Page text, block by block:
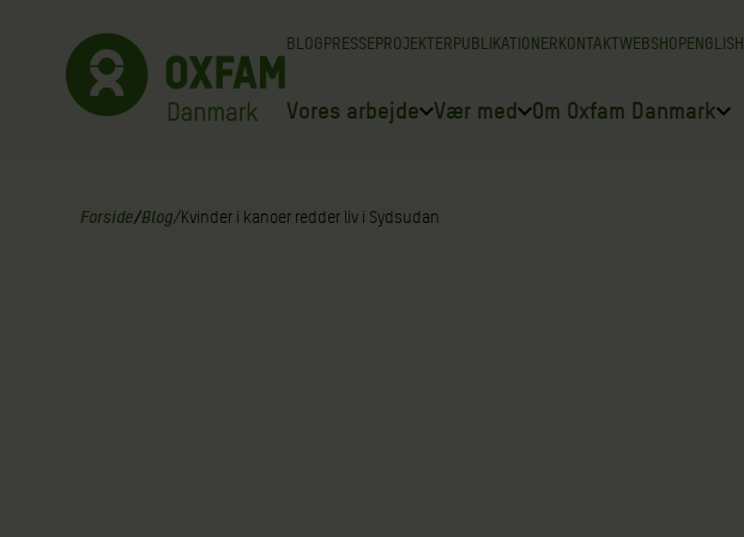
indhold
BLOGPRESSEPROJEKTERPUBLIKATIONERKONTAKTWEBSHOPENGLISH
Vores arbejde Vær med Om Oxfam Danmark
Forside/Blog/Kvinder i kanoer redder liv i Sydsudan